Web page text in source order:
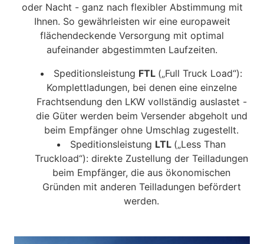
oder Nacht - ganz nach flexibler Abstimmung mit
Ihnen. So gewährleisten wir eine europaweit
flächendeckende Versorgung mit optimal
aufeinander abgestimmten Laufzeiten.
Speditionsleistung FTL („Full Truck Load“):
Komplettladungen, bei denen eine einzelne
Frachtsendung den LKW vollständig auslastet -
die Güter werden beim Versender abgeholt und
beim Empfänger ohne Umschlag zugestellt.
Speditionsleistung LTL („Less Than
Truckload“): direkte Zustellung der Teilladungen
beim Empfänger, die aus ökonomischen
Gründen mit anderen Teilladungen befördert
werden.